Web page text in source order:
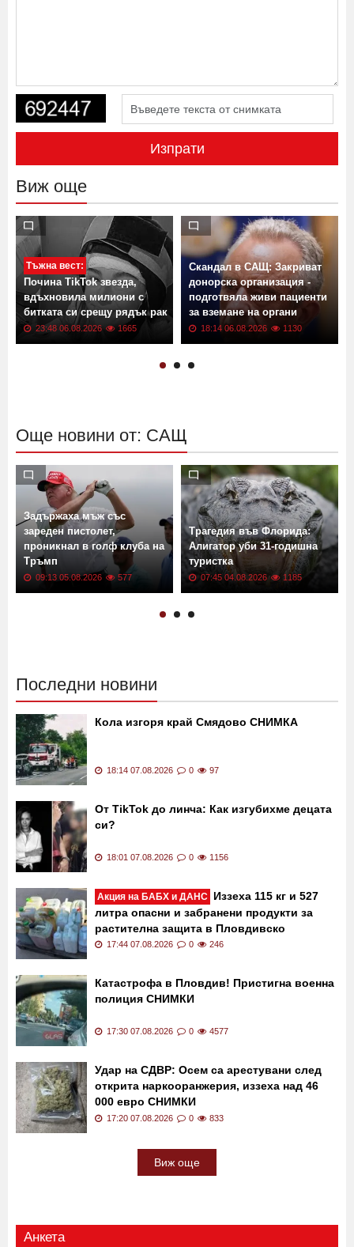
Изпрати
Виж още
Тъжна вест:
Почина TikTok звезда,
вдъхновила милиони с
битката си срещу рядък рак
23:48 06.08.2026 1665
Скандал в САЩ: Закриват
донорска организация -
подготвяла живи пациенти
за вземане на органи
18:14 06.08.2026 1130
Още новини от: САЩ
Задържаха мъж със
зареден пистолет,
проникнал в голф клуба на
Тръмп
09:13 05.08.2026 577
Трагедия във Флорида:
Алигатор уби 31-годишна
туристка
07:45 04.08.2026 1185
Последни новини
Кола изгоря край Смядово СНИМКА
18:14 07.08.2026 0 97
От TikTok до линча: Как изгубихме децата
си?
18:01 07.08.2026 0 1156
Акция на БАБХ и ДАНС Иззеха 115 кг и 527
литра опасни и забранени продукти за
растителна защита в Пловдивско
17:44 07.08.2026 0 246
Катастрофа в Пловдив! Пристигна военна
полиция СНИМКИ
17:30 07.08.2026 0 4577
Удар на СДВР: Осем са арестувани след
открита наркооранжерия, иззеха над 46
000 евро СНИМКИ
17:20 07.08.2026 0 833
Виж още
Анкета